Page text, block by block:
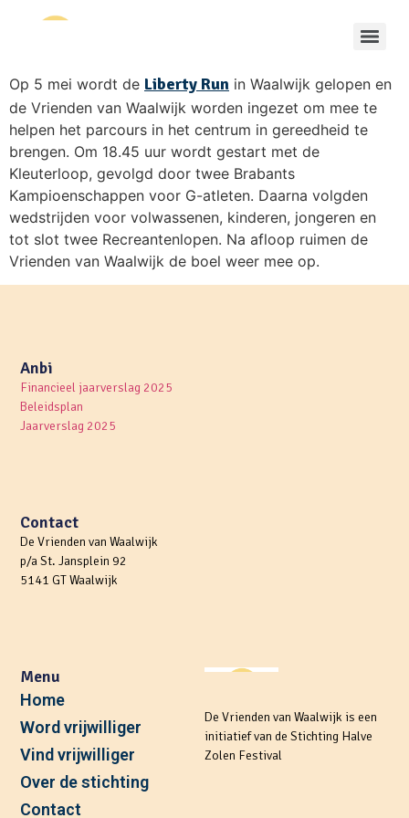
Op 5 mei wordt de Liberty Run in Waalwijk gelopen en
de Vrienden van Waalwijk worden ingezet om mee te
helpen het parcours in het centrum in gereedheid te
brengen. Om 18.45 uur wordt gestart met de
Kleuterloop, gevolgd door twee Brabants
Kampioenschappen voor G-atleten. Daarna volgden
wedstrijden voor volwassenen, kinderen, jongeren en
tot slot twee Recreantenlopen. Na afloop ruimen de
Vrienden van Waalwijk de boel weer mee op.
De Vrienden van Waalwijk is een
initiatief van de Stichting Halve
Zolen Festival
Menu
Home
Word vrijwilliger
Vind vrijwilliger
Over de stichting
Contact
Anbi
Financieel jaarverslag 2025
Beleidsplan
Jaarverslag 2025
Contact
De Vrienden van Waalwijk
p/a St. Jansplein 92
5141 GT Waalwijk